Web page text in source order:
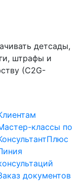
детсады,
штрафы и
(С2G-
классы по
документов